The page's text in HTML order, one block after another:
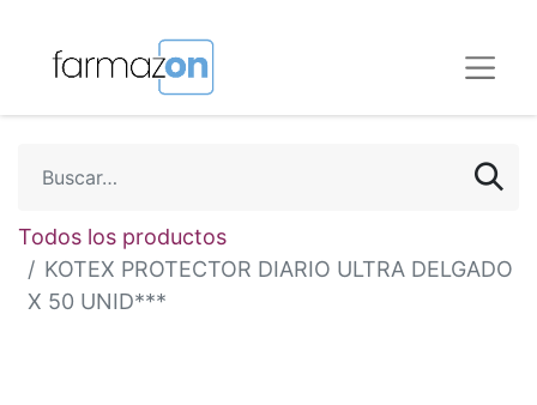
Todos los productos
KOTEX PROTECTOR DIARIO ULTRA DELGADO
X 50 UNID***